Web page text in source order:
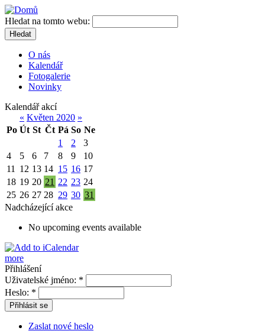
Hledat na tomto webu:
Hledat
O nás
Kalendář
Fotogalerie
Novinky
Kalendář akcí
« Květen 2020 »
Po Út St Čt Pá So Ne
1
2
3
4
5 6 7 8 9
10
11
12 13 14 15 16 17
18 19 20 21 22 23 24
25 26 27 28 29 30 31
Nadcházející akce
No upcoming events available
more
Přihlášení
Uživatelské jméno: *
Heslo: *
Přihlásit se
Zaslat nové heslo